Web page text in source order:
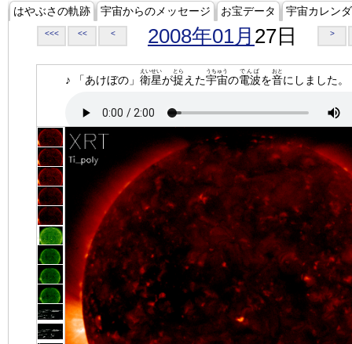
はやぶさの軌跡 宇宙からのメッセージ お宝データ 宇宙カレン
<<< << < 2008年01月 27日 >
♪ 「あけぼの」 衛星
えいせい
が捉
とら
えた宇宙
うちゅう
の電波
でんぱ
を音
おと
にしました。